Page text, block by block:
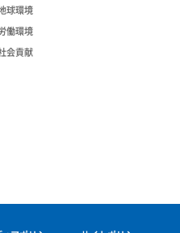
球環境
働環境
会貢献